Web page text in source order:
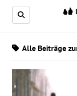
Alle Beiträge